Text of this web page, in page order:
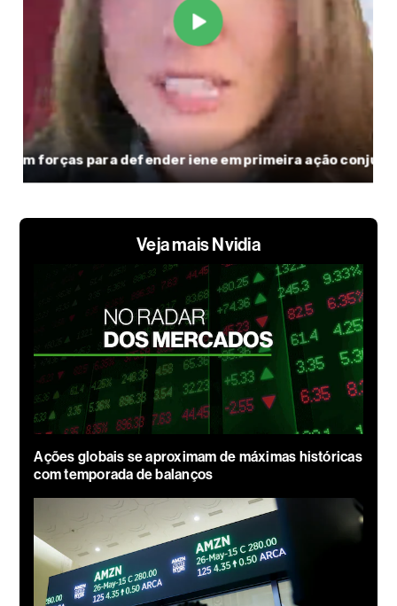
Veja mais Nvidia
Ações globais se aproximam de máximas históricas
com temporada de balanços